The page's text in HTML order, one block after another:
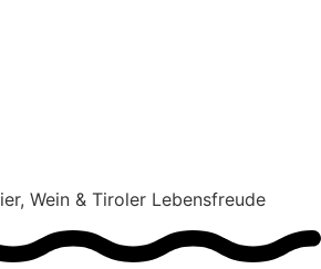
Wein & Tiroler Lebens­freude